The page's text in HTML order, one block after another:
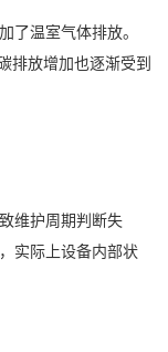
了温室气体排放。
排放增加也逐渐受到
维护周期判断失
实际上设备内部状